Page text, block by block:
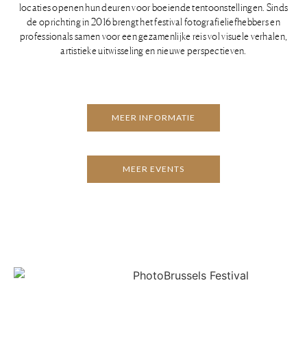
locaties openen hun deuren voor boeiende tentoonstellingen. Sinds
de oprichting in 2016 brengt het festival fotografieliefhebbers en
professionals samen voor een gezamenlijke reis vol visuele verhalen,
artistieke uitwisseling en nieuwe perspectieven.
MEER INFORMATIE
MEER EVENTS